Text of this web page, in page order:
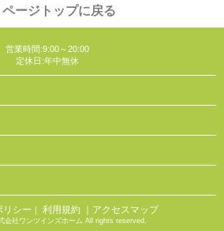
ページトップに戻る
営業時間:9:00～20:00
定休日:年中無休
リシー ｜ 利用規約 ｜アクセスマップ
会社ワンツインズホーム All rights reserved.